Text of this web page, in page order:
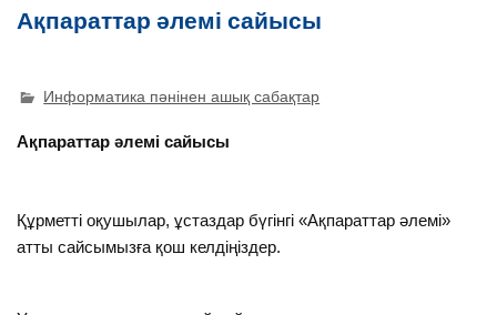
Ақпараттар әлемі сайысы
Информатика пәнінен ашық сабақтар
Ақпараттар әлемі сайысы
Құрметті оқушылар, ұстаздар бүгінгі «Ақпараттар әлемі»
атты сайсымызға қош келдіңіздер.